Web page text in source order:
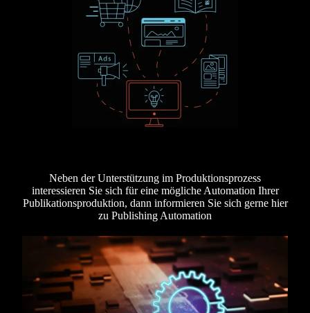
Neben der Unterstützung im Produktionsprozess
interessieren Sie sich für eine mögliche Automation Ihrer
Publikationsproduktion, dann informieren Sie sich gerne hier
zu Publishing Automation